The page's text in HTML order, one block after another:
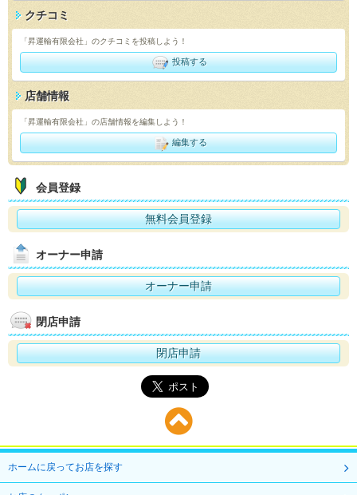
クチコミ
「昇運輸有限会社」のクチコミを投稿しよう！
投稿する
店舗情報
「昇運輸有限会社」の店舗情報を編集しよう！
編集する
会員登録
無料会員登録
オーナー申請
オーナー申請
閉店申請
閉店申請
ホームに戻ってお店を探す